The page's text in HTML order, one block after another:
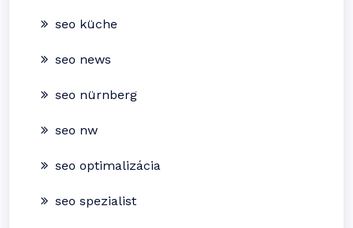
seo küche
seo news
seo nürnberg
seo nw
seo optimalizácia
seo spezialist